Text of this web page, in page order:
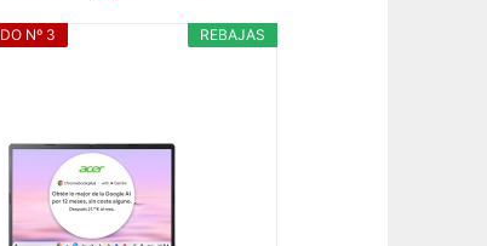
REBAJAS
Nº 3